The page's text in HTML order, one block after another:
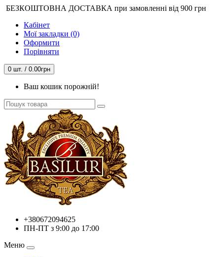
БЕЗКОШТОВНА ДОСТАВКА при замовленні від 900 грн
Кабінет
Мої закладки (0)
Оформити
Порівняти
0 шт. / 0.00грн
Ваш кошик порожній!
+380672094625
ПН-ПТ з 9:00 до 17:00
Меню